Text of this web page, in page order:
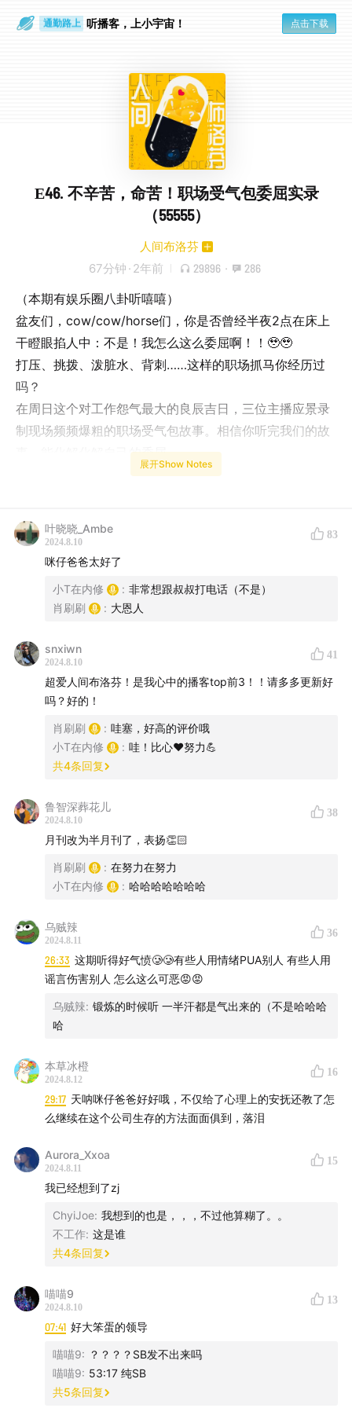
通勤路上 听播客，上小宇宙！ 点击下载
E46. 不辛苦，命苦！职场受气包委屈实录
（55555）
人间布洛芬
67分钟 · 2年前 29896 · 286
（本期有娱乐圈八卦听嘻嘻）
盆友们，cow/cow/horse们，你是否曾经半夜2点在床上
干瞪眼掐人中：不是！我怎么这么委屈啊！！🥹🥹
打压、挑拨、泼脏水、背刺……这样的职场抓马你经历过
吗？
在周日这个对工作怨气最大的良辰吉日，三位主播应景录
制现场频频爆粗的职场受气包故事。相信你听完我们的故
事，能化解化解自己的委屈。
这一期我们想抱抱每一位受过委屈，心里有伤的你，职场
你没有错，一个健全的完善的职场环境也不应该靠欺负和
霸凌来获取成就感。
亲爱的，辛苦了。
【怒气值升级的时间轴】
07:15 凌晨四点三十分打地铺抢车位？这事我（帮领导）干
过！
职场霸凌连环恶意事件！所有人都能来欺负一下实
习生咪
肖刷刷遇有毒领导，日常热衷打压和挑拨
每天早上6点叫醒小T的不是闹钟，是老板夺命连环
19:14
内讧啦！原来咪、T要24小时就地工作都是因为肖刷
刷！
暴怒预警！肖刷刷人格受辱事件，集体气到爆粗口
咪仔爸爸保护刷刷，小T含泪想要叔叔电话
刷刷被冤事件升级！泼来的脏水好难洗净
37:31 背刺员工的领导，脑子都怎么长的？
中场休息：娱乐圈八卦两则，帮你疏通郁结【听八
卦咯！】
坐了一宿》
55:10 女人的屁股不能坐器材箱？什么恶臭规定啊！
57:59 恶心预警！被60多岁的编剧性骚扰，除了躲我想不
出解法
别哭！滚蛋吧有毒的职场阶级文化！
主播：咪仔 小T 肖刷刷
剪辑：璐璐
片尾曲：Cinderella Snapped – Jax
【关于人间布洛芬】
几位完全不同的女性，完全不同的视角，聚焦在大众话题
的不同面上，企图用笑声拆解所有负面情绪。放下一切，
戴上耳机，和我们一起短暂地快乐一小时，轻松至上！
【如何收听】
公众号：人间布洛芬Podcast
展开Show Notes
叶晓晓_Ambe
2024.8.10
83
咪仔爸爸太好了
小T在内修 : 非常想跟叔叔打电话（不是）
肖刷刷
: 大恩人
snxiwn
2024.8.10
41
超爱人间布洛芬！是我心中的播客top前3！！请多多更新好
吗？好的！
肖刷刷 : 哇塞，好高的评价哦
小T在内修
: 哇！比心❤️努力💪
共4条回复
鲁智深葬花儿
2024.8.10
38
月刊改为半月刊了，表扬👏🏻
肖刷刷 : 在努力在努力
小T在内修
: 哈哈哈哈哈哈哈
乌贼辣
2024.8.11
36
26:33 这期听得好气愤🥲🥲有些人用情绪PUA别人 有些人用
谣言伤害别人 怎么这么可恶😡😡
乌贼辣: 锻炼的时候听 一半汗都是气出来的（不是哈哈哈
哈
本草冰橙
2024.8.12
16
29:17 天呐咪仔爸爸好好哦，不仅给了心理上的安抚还教了怎
么继续在这个公司生存的方法面面俱到，落泪
Aurora_Xxoa
2024.8.11
15
我已经想到了zj
ChyiJoe: 我想到的也是，，，不过他算糊了。。
不工作: 这是谁
共4条回复
喵喵9
2024.8.10
13
07:41 好大笨蛋的领导
喵喵9: ？？？？SB发不出来吗
喵喵9: 53:17 纯SB
共5条回复